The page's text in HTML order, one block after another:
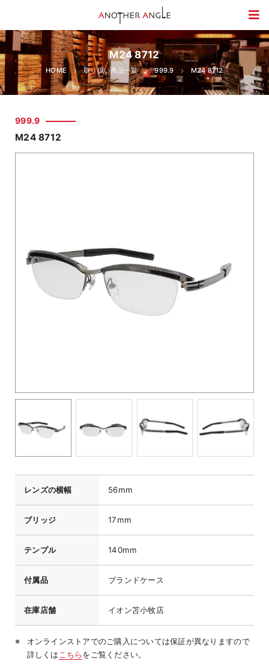
M24 8712
HOME 取り扱い商品一覧 999.9 M24 8712
999.9
M24 8712
レンズの横幅 56mm
ブリッジ 17mm
テンプル 140mm
付属品 ブランドケース
在庫店舗 イオン苫小牧店
オンラインストアでのご購入については保証が異なりますので
詳しくは こちらをご覧ください。